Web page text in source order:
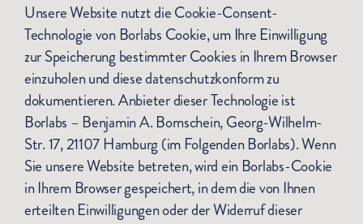
Unsere Website nutzt die Cookie-Consent-
Technologie von Borlabs Cookie, um Ihre Einwilligung
zur Speicherung bestimmter Cookies in Ihrem Browser
einzuholen und diese datenschutzkonform zu
dokumentieren. Anbieter dieser Technologie ist
Borlabs – Benjamin A. Bornschein, Georg-Wilhelm-
Str. 17, 21107 Hamburg (im Folgenden Borlabs). Wenn
Sie unsere Website betreten, wird ein Borlabs-Cookie
in Ihrem Browser gespeichert, in dem die von Ihnen
erteilten Einwilligungen oder der Widerruf dieser